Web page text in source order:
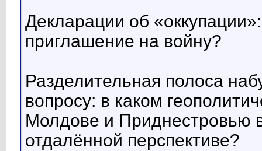
Декларации об
приглашение на войну?
Разделительная полоса
вопросу: в каком
Молдове и Приднестровью
отдалённой перспективе?